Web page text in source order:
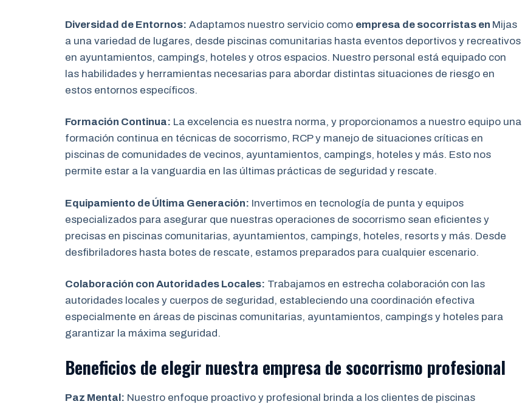
Diversidad de Entornos: Adaptamos nuestro servicio como empresa de socorristas en Mijas
a una variedad de lugares, desde piscinas comunitarias hasta eventos deportivos y recreativos
en ayuntamientos, campings, hoteles y otros espacios. Nuestro personal está equipado con
las habilidades y herramientas necesarias para abordar distintas situaciones de riesgo en
estos entornos específicos.
Formación Continua: La excelencia es nuestra norma, y proporcionamos a nuestro equipo una
formación continua en técnicas de socorrismo, RCP y manejo de situaciones críticas en
piscinas de comunidades de vecinos, ayuntamientos, campings, hoteles y más. Esto nos
permite estar a la vanguardia en las últimas prácticas de seguridad y rescate.
Equipamiento de Última Generación: Invertimos en tecnología de punta y equipos
especializados para asegurar que nuestras operaciones de socorrismo sean eficientes y
precisas en piscinas comunitarias, ayuntamientos, campings, hoteles, resorts y más. Desde
desfibriladores hasta botes de rescate, estamos preparados para cualquier escenario.
Colaboración con Autoridades Locales: Trabajamos en estrecha colaboración con las
autoridades locales y cuerpos de seguridad, estableciendo una coordinación efectiva
especialmente en áreas de piscinas comunitarias, ayuntamientos, campings y hoteles para
garantizar la máxima seguridad.
Beneficios de elegir nuestra empresa de socorrismo profesional
Paz Mental: Nuestro enfoque proactivo y profesional brinda a los clientes de piscinas